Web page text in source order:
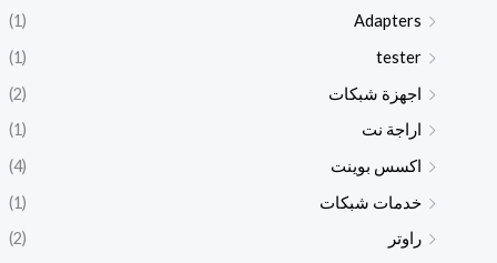
Adapters
(1)
tester
(1)
اجهزة شبكات
(2)
اراجة نت
(1)
اكسس بوينت
(4)
خدمات شبكات
(1)
راوتر
(2)